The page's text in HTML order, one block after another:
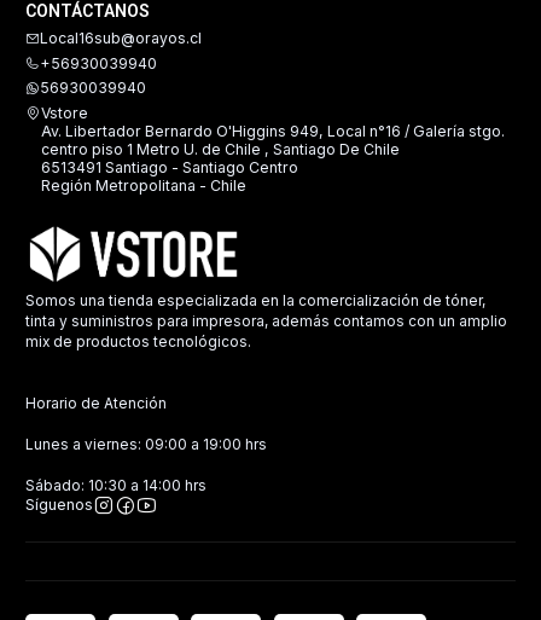
CONTÁCTANOS
Local16sub@orayos.cl
+56930039940
56930039940
Vstore
Av. Libertador Bernardo O'Higgins 949, Local n°16 / Galería stgo.
centro piso 1 Metro U. de Chile , Santiago De Chile
6513491 Santiago - Santiago Centro
Región Metropolitana - Chile
Somos una tienda especializada en la comercialización de tóner,
tinta y suministros para impresora, además contamos con un amplio
mix de productos tecnológicos.
Horario de Atención
Lunes a viernes: 09:00 a 19:00 hrs
Sábado: 10:30 a 14:00 hrs
Síguenos